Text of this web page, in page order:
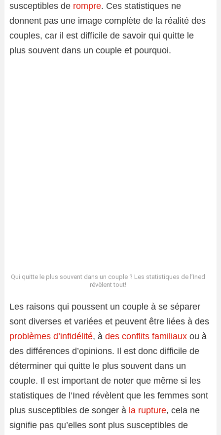
susceptibles de rompre. Ces statistiques ne
donnent pas une image complète de la réalité des
couples, car il est difficile de savoir qui quitte le
plus souvent dans un couple et pourquoi.
Qui quitte le plus souvent dans un couple ? Les statistiques de l’Ined
révèlent tout!
Les raisons qui poussent un couple à se séparer
sont diverses et variées et peuvent être liées à des
problèmes d’infidélité, à des conflits familiaux ou à
des différences d’opinions. Il est donc difficile de
déterminer qui quitte le plus souvent dans un
couple. Il est important de noter que même si les
statistiques de l’Ined révèlent que les femmes sont
plus susceptibles de songer à la rupture, cela ne
signifie pas qu’elles sont plus susceptibles de